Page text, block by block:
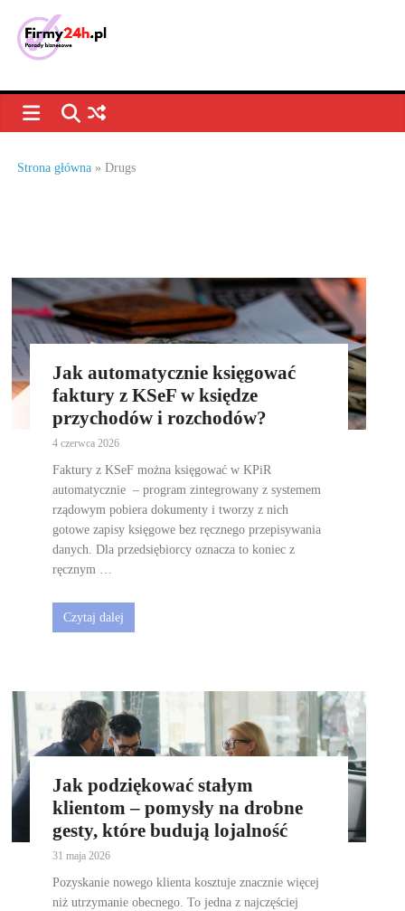
Strona główna »Drugs
Jak automatycznie księgować
faktury z KSeF w księdze
przychodów i rozchodów?
4 czerwca 2026
Faktury z KSeF można księgować w KPiR
automatycznie – program zintegrowany z systemem
rządowym pobiera dokumenty i tworzy z nich
gotowe zapisy księgowe bez ręcznego przepisywania
danych. Dla przedsiębiorcy oznacza to koniec z
ręcznym …
Czytaj dalej
Jak podziękować stałym
klientom – pomysły na drobne
gesty, które budują lojalność
31 maja 2026
Pozyskanie nowego klienta kosztuje znacznie więcej
niż utrzymanie obecnego. To jedna z najczęściej